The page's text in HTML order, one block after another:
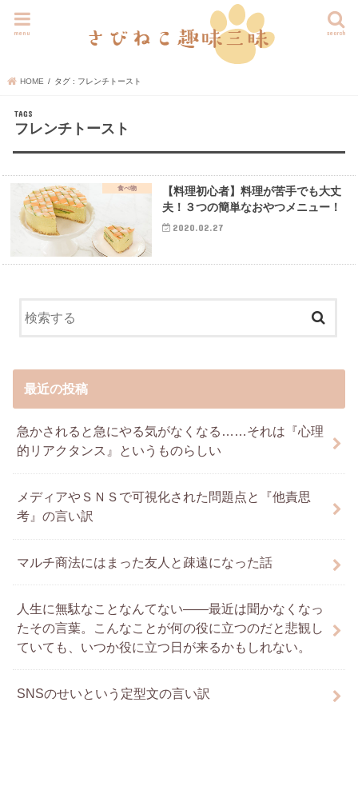
search
menu
HOME タグ : フレンチトースト
フレンチトースト
食べ物
【料理初心者】料理が苦手でも大丈
夫！３つの簡単なおやつメニュー！
2020.02.27
最近の投稿
急かされると急にやる気がなくなる……それは『心理
的リアクタンス』というものらしい
メディアやＳＮＳで可視化された問題点と『他責思
考』の言い訳
マルチ商法にはまった友人と疎遠になった話
人生に無駄なことなんてない――最近は聞かなくなっ
たその言葉。こんなことが何の役に立つのだと悲観し
ていても、いつか役に立つ日が来るかもしれない。
SNSのせいという定型文の言い訳